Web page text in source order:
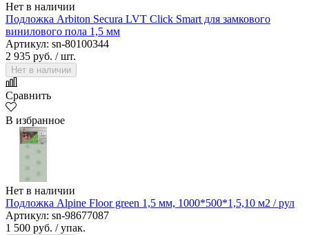
Нет в наличии
Подложка Arbiton Secura LVT Click Smart для замкового
винилового пола 1,5 мм
Артикул: sn-80100344
2 935 руб. / шт.
Нет в наличии
Сравнить
В избранное
Нет в наличии
Подложка Alpine Floor green 1,5 мм, 1000*500*1,5,10 м2 / рул
Артикул: sn-98677087
1 500 руб. / упак.